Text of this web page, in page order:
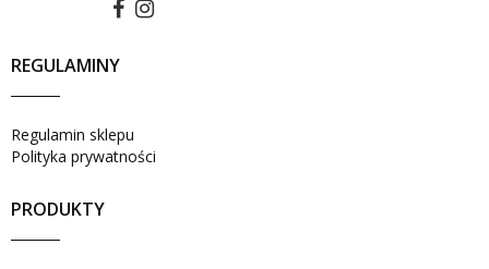
REGULAMINY
Regulamin sklepu
Polityka prywatności
PRODUKTY